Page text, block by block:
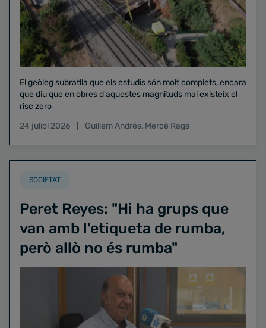
El geòleg subratlla que els estudis són molt complets, encara
que diu que en obres d'aquestes magnituds mai existeix el
risc zero
24 juliol 2026
Guillem Andrés, Mercè Raga
SOCIETAT
Peret Reyes: "Hi ha grups que
van amb l'etiqueta de rumba,
però allò no és rumba"